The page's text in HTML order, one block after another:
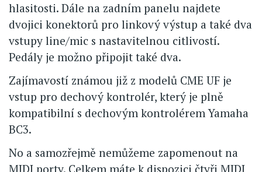
hlasitosti. Dále na zadním panelu najdete
dvojici konektorů pro linkový výstup a také dva
vstupy line/mic s nastavitelnou citlivostí.
Pedály je možno připojit také dva.
Zajímavostí známou již z modelů CME UF je
vstup pro dechový kontrolér, který je plně
kompatibilní s dechovým kontrolérem Yamaha
BC3.
No a samozřejmě nemůžeme zapomenout na
MIDI porty. Celkem máte k dispozici čtyři MIDI